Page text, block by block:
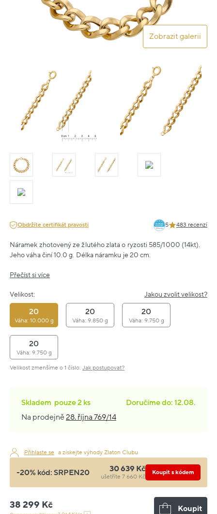
Zobrazit galerii
Obdržíte certifikát pravosti 5 483 recenzí
Náramek zhotovený ze žlutého zlata o ryzosti 585/1000 (14kt).
Jeho váha činí 10.0 g. Délka náramku je 20 cm.
Přečíst si více
Velikost: Jakou zvolit velikost?
20
Váha: 10.000 g
20
Váha: 9.850 g
20
Váha: 9.750 g
20
Váha: 9.750 g
Velikost zmenšíme o 1 číslo. Jak postupovat?
Skladem pouze2 ks
Doručíme do: 12.08.
Na prodejně28. října 769/14
Přihlaste se a získejte výhody Zlaton Clubu
-20% kód: SRPEN20 30 639 Kč
ušetříte 7 660 Kč
Koupit s kódem
38 299 Kč Koupit